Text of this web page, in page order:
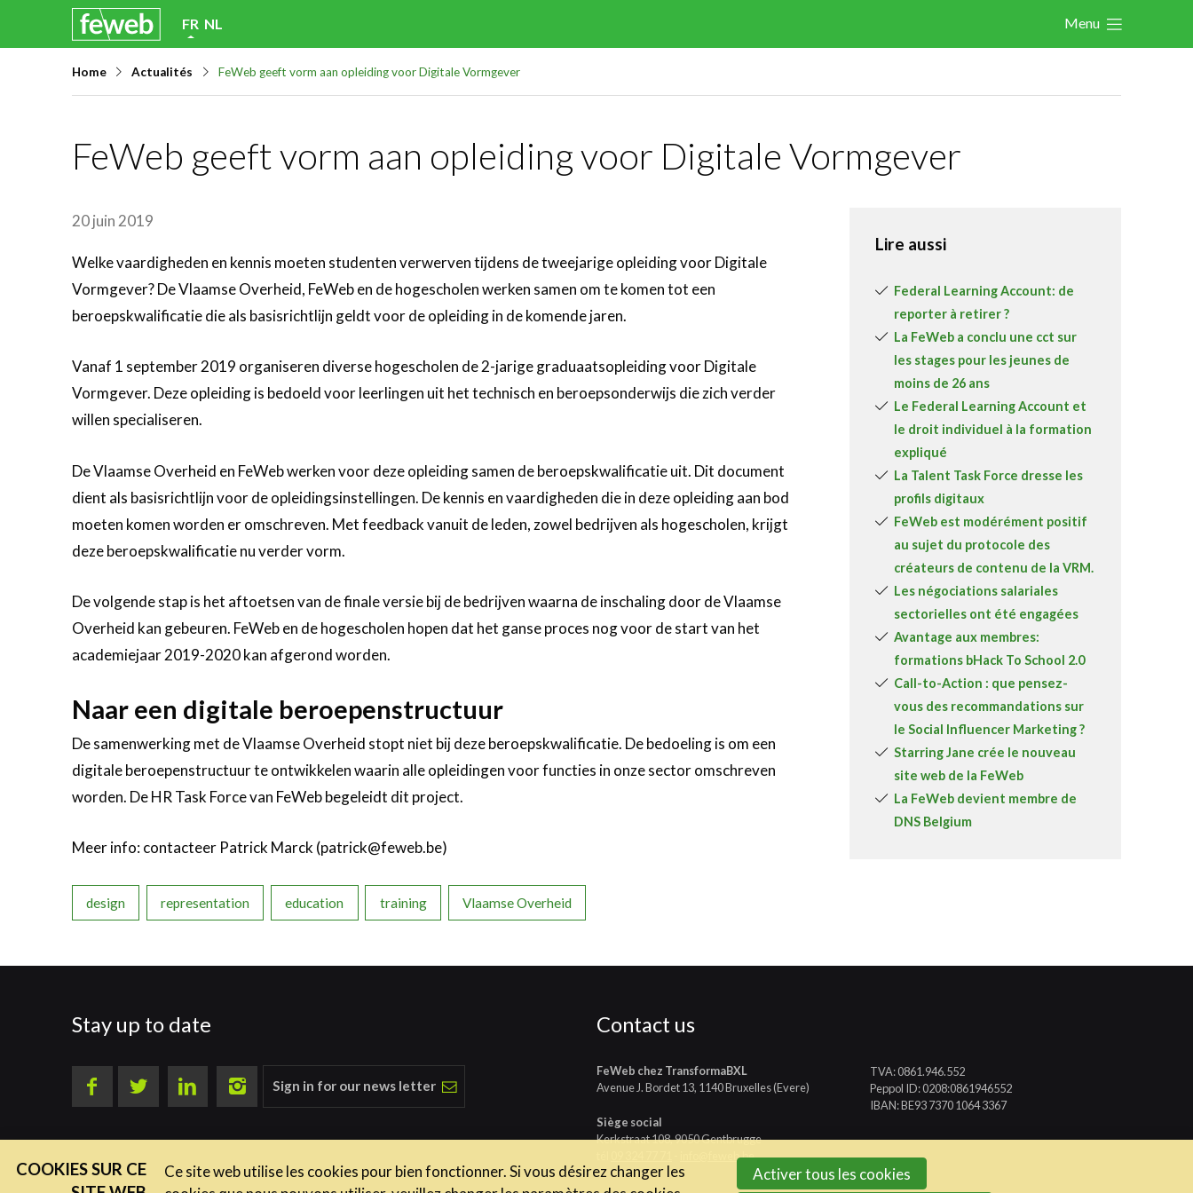
FR NL Menu
Home Actualités FeWeb geeft vorm aan opleiding voor Digitale Vormgever
FeWeb geeft vorm aan opleiding voor Digitale Vormgever
20 juin 2019
Welke vaardigheden en kennis moeten studenten verwerven tijdens de tweejarige opleiding voor Digitale
Vormgever? De Vlaamse Overheid, FeWeb en de hogescholen werken samen om te komen tot een
beroepskwalificatie die als basisrichtlijn geldt voor de opleiding in de komende jaren.
Vanaf 1 september 2019 organiseren diverse hogescholen de 2-jarige graduaatsopleiding voor Digitale
Vormgever. Deze opleiding is bedoeld voor leerlingen uit het technisch en beroepsonderwijs die zich verder
willen specialiseren.
De Vlaamse Overheid en FeWeb werken voor deze opleiding samen de beroepskwalificatie uit. Dit document
dient als basisrichtlijn voor de opleidingsinstellingen. De kennis en vaardigheden die in deze opleiding aan bod
moeten komen worden er omschreven. Met feedback vanuit de leden, zowel bedrijven als hogescholen, krijgt
deze beroepskwalificatie nu verder vorm.
De volgende stap is het aftoetsen van de finale versie bij de bedrijven waarna de inschaling door de Vlaamse
Overheid kan gebeuren. FeWeb en de hogescholen hopen dat het ganse proces nog voor de start van het
academiejaar 2019-2020 kan afgerond worden.
Naar een digitale beroepenstructuur
De samenwerking met de Vlaamse Overheid stopt niet bij deze beroepskwalificatie. De bedoeling is om een
digitale beroepenstructuur te ontwikkelen waarin alle opleidingen voor functies in onze sector omschreven
worden. De HR Task Force van FeWeb begeleidt dit project.
Meer info: contacteer Patrick Marck (patrick@feweb.be)
design representation education training Vlaamse Overheid
Lire aussi
Federal Learning Account: de
reporter à retirer ?
La FeWeb a conclu une cct sur
les stages pour les jeunes de
moins de 26 ans
Le Federal Learning Account et
le droit individuel à la formation
expliqué
La Talent Task Force dresse les
profils digitaux
FeWeb est modérément positif
au sujet du protocole des
créateurs de contenu de la VRM.
Les négociations salariales
sectorielles ont été engagées
Avantage aux membres:
formations bHack To School 2.0
Call-to-Action : que pensez-
vous des recommandations sur
le Social Influencer Marketing ?
Starring Jane crée le nouveau
site web de la FeWeb
La FeWeb devient membre de
DNS Belgium
Stay up to date
Sign in for our news letter
Contact us
FeWeb chez TransformaBXL
Avenue J. Bordet 13, 1140 Bruxelles (Evere)
Siège social
Kerkstraat 108, 9050 Gentbrugge
info@feweb.be
TVA: 0861.946.552
Peppol ID: 0208:0861946552
IBAN: BE93 7370 1064 3367
Les nouvelles du secteur
Expertise
Le Toolbox
Annuaire prestataires
A propos
COOKIES SUR CE
Ce site web utilise les cookies pour bien fonctionner. Si vous désirez changer les
Activer tous les cookies